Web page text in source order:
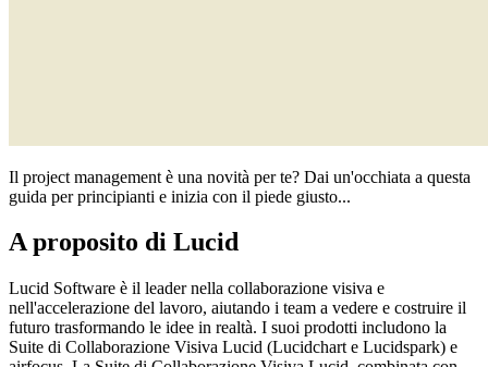
Il project management è una novità per te? Dai un'occhiata a questa
guida per principianti e inizia con il piede giusto...
A proposito di Lucid
Lucid Software è il leader nella collaborazione visiva e
nell'accelerazione del lavoro, aiutando i team a vedere e costruire il
futuro trasformando le idee in realtà. I suoi prodotti includono la
Suite di Collaborazione Visiva Lucid (Lucidchart e Lucidspark) e